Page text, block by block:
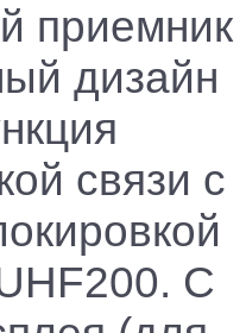
приемник
дизайн
связи с
С